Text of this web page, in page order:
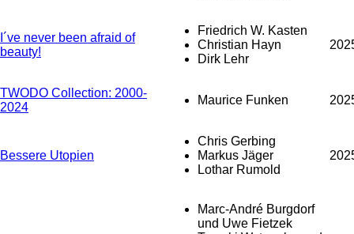
I´ve never been afraid of
beauty!
Friedrich W. Kasten
Christian Hayn
Dirk Lehr
TWODO Collection: 2000-
2024
Maurice Funken
Bessere Utopien
Chris Gerbing
Markus Jäger
Lothar Rumold
Marc-André Burgdorf
und Uwe Fietzek